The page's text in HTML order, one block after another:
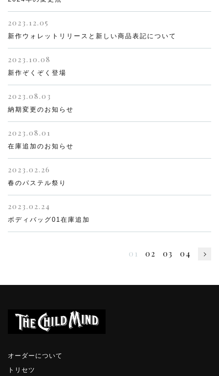
2023.12.05
新作ウォレットリリースと新しい商品表記について
2023.10.08
新作ぞくぞく登場
2023.08.03
納期変更のお知らせ
2023.08.01
在庫追加のお知らせ
2023.02.26
春のパステル祭り
2023.02.24
ボディバッグ01在庫追加
01 02 03 04
オーダーについて
トリセツ